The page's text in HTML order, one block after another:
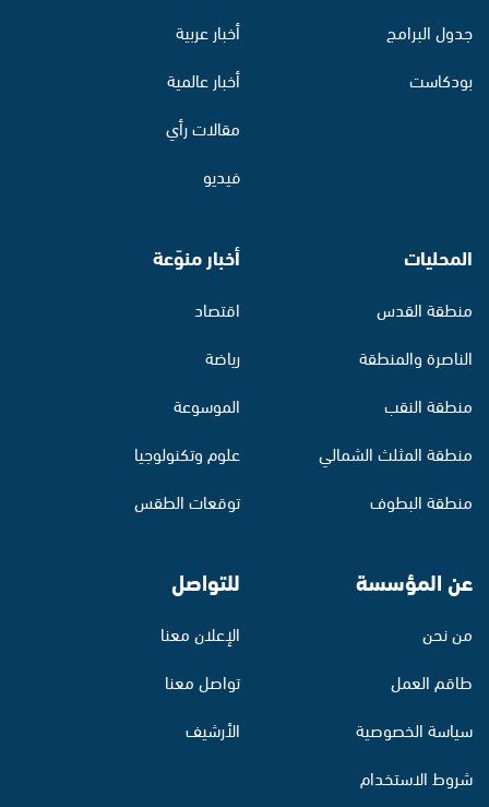
جدول البرامج
بودكاست
أخبار عربية
أخبار عالمية
مقالات رأي
فيديو
المحليات
منطقة القدس
الناصرة والمنطقة
منطقة النقب
منطقة المثلث الشمالي
منطقة البطوف
أخبار منوّعة
اقتصاد
رياضة
الموسوعة
علوم وتكنولوجيا
توقعات الطقس
عن المؤسسة
من نحن
طاقم العمل
سياسة الخصوصية
شروط الاستخدام
للتواصل
الإعلان معنا
تواصل معنا
الأرشيف